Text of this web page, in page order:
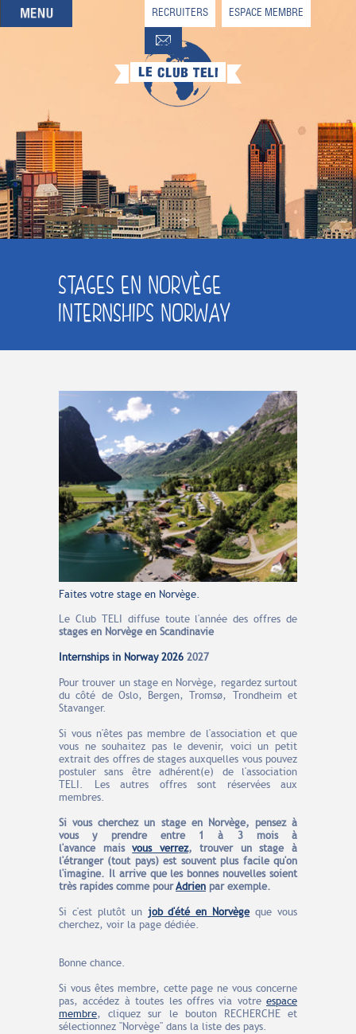
QUI SOMMES-NOUS
QUE CHERCHEZ-VOUS ?
NOS OFFRES PARTENAIRES
DEVENIR MEMBRE
RECRUITERS ESPACE MEMBRE
STAGES EN NORVÈGE
INTERNSHIPS NORWAY
Faites votre stage en Norvège.
Le Club TELI diffuse toute l'année des offres de
stages en Norvège en Scandinavie
Internships in Norway 2026 2027
Pour trouver un stage en Norvège, regardez surtout
du côté de Oslo, Bergen, Tromsø, Trondheim et
Stavanger.
Si vous n'êtes pas membre de l'association et que
vous ne souhaitez pas le devenir, voici un petit
extrait des offres de stages auxquelles vous pouvez
postuler sans être adhérent(e) de l'association
TELI. Les autres offres sont réservées aux
membres.
Si vous cherchez un stage en Norvège, pensez à
vous y prendre entre 1 à 3 mois à
l'avance maisvous verrez, trouver un stage à
l'étranger (tout pays) est souvent plus facile qu'on
l'imagine. Il arrive que les bonnes nouvelles soient
très rapides comme pourAdrien par exemple.
Si c'est plutôt un job d'été en Norvègeque vous
cherchez, voir la page dédiée.
Bonne chance.
Si vous êtes membre, cette page ne vous concerne
pas, accédez à toutes les offres via votre espace
membre, cliquez sur le bouton RECHERCHE et
sélectionnez "Norvège" dans la liste des pays.